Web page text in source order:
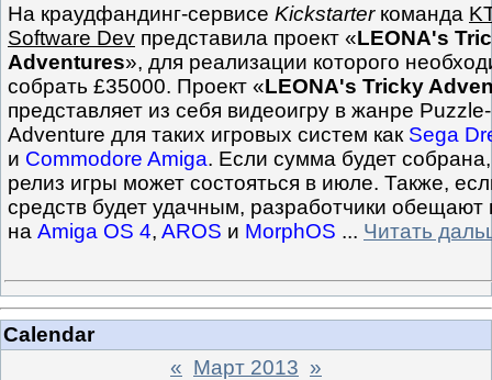
На краудфандинг-сервисе Kickstarterкоманда
Software Dev представила проект «LEONA's
Adventures», для реализации которого
собрать £35000. Проект «LEONA's Tricky
представляет из себя видеоигру в жанре Puzzle-
Adventure для таких игровых систем как Sega
и Commodore Amiga. Если сумма будет
релиз игры может состояться в июле. Также,
средств будет удачным, разработчики обещают
на Amiga OS 4, AROS и MorphOS ... Читать
Calendar
« Март 2013 »